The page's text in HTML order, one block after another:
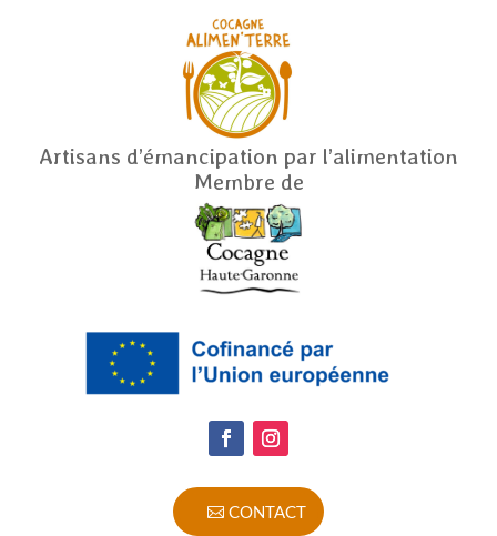
Artisans d’émancipation par l’alimentation
Membre de
CONTACT